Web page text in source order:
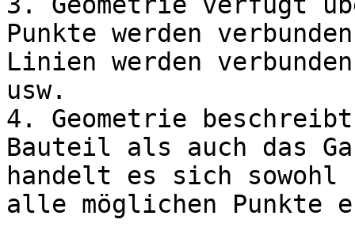
Punkte werden
Linien werden
usw.
4. Geometrie
Bauteil als auch das
handelt es sich sowohl
alle möglichen Punkte